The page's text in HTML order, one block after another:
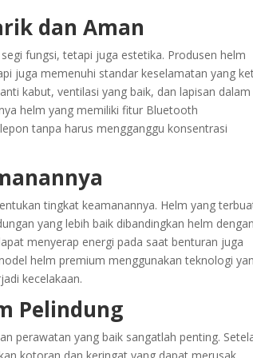
dan Aman
fungsi, tetapi juga estetika. Produsen helm
juga memenuhi standar keselamatan yang
kabut, ventilasi yang baik, dan lapisan dalam
helm yang memiliki fitur Bluetooth
tanpa harus mengganggu konsentrasi
tingkat keamanannya. Helm yang
yang lebih baik dibandingkan helm dengan
menyerap energi pada saat benturan juga
helm premium menggunakan teknologi
kecelakaan.
Pelindung
perawatan yang baik sangatlah penting.